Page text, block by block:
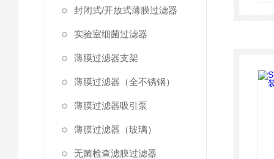
封闭式/开放式薄膜过滤器
实验室细菌过滤器
薄膜过滤器支架
薄膜过滤器（全不锈钢）
薄膜过滤器吸引泵
薄膜过滤器（玻璃）
无菌检查滤膜过滤器